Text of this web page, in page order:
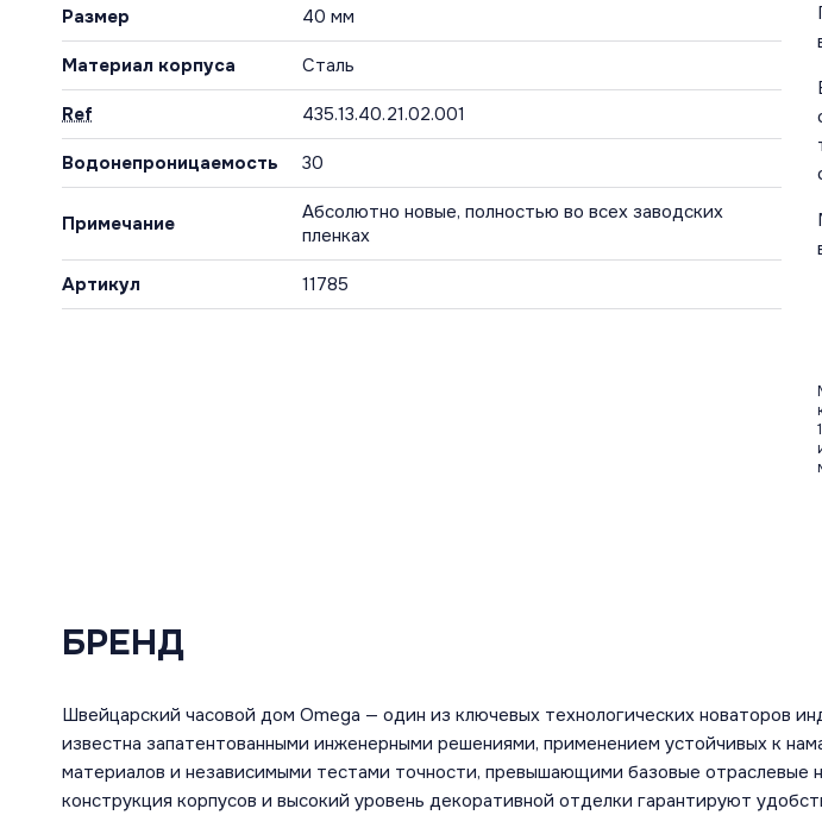
Размер 40 мм
Материал корпуса Сталь
Ref 435.13.40.21.02.001
Водонепроницаемость 30
Примечание
Абсолютно новые, полностью во всех заводских
пленках
Артикул 11785
БРЕНД
Швейцарский часовой дом Omega — один из ключевых технологических новаторов
известна запатентованными инженерными решениями, применением устойчивых к
материалов и независимыми тестами точности, превышающими базовые отраслевые
конструкция корпусов и высокий уровень декоративной отделки гарантируют